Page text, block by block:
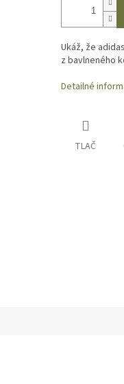
Ukáž, že
z bavlneného
Detailné
TLAČ